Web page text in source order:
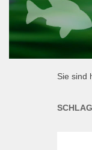
Sie sind